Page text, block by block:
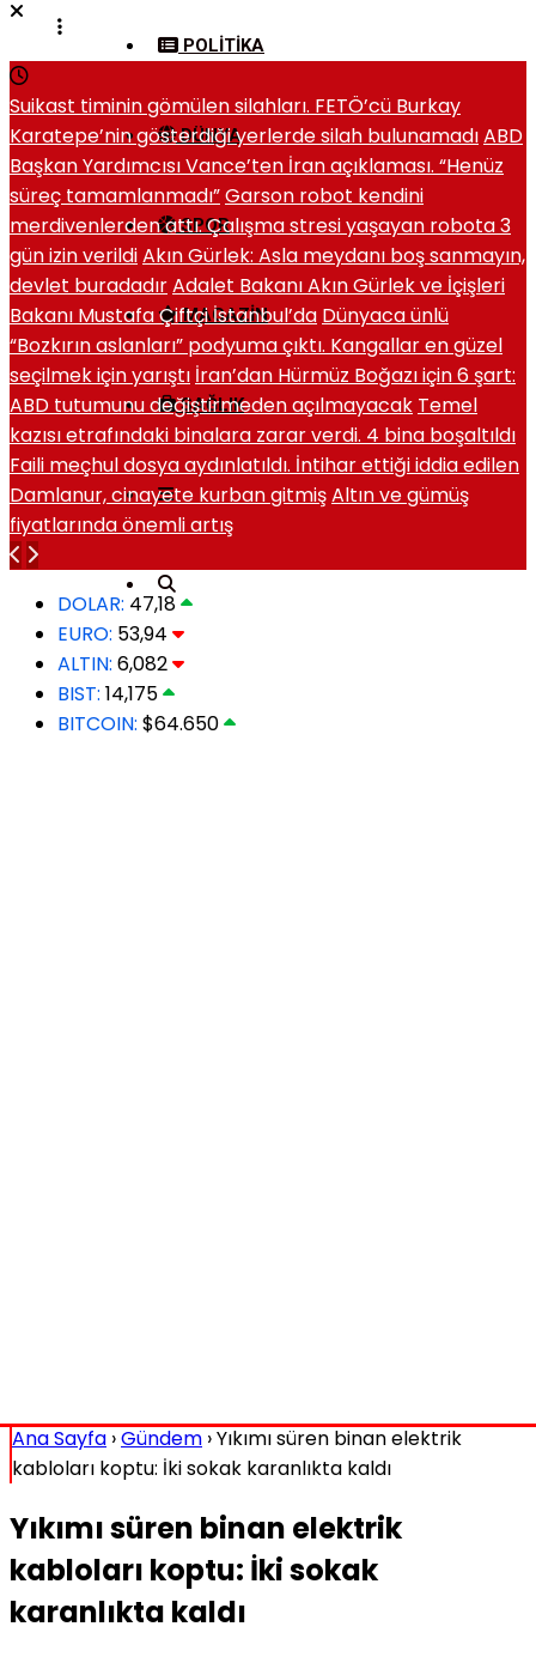
POLITIKA
DÜNYA
SPOR
MAGAZIN
SAĞLIK
Suikast timinin gömülen silahları. FETÖ’cü Burkay
Karatepe’nin gösterdiği yerlerde silah bulunamadıABD
Başkan Yardımcısı Vance’ten İran açıklaması. “Henüz
süreç tamamlanmadı”Garson robot kendini
merdivenlerden attı. Çalışma stresi yaşayan robota 3
gün izin verildiAkın Gürlek: Asla meydanı boş sanmayın,
devlet buradadırAdalet Bakanı Akın Gürlek ve İçişleri
Bakanı Mustafa Çiftçi İstanbul’da Dünyaca ünlü
“Bozkırın aslanları” podyuma çıktı. Kangallar en güzel
seçilmek için yarıştı İran’dan Hürmüz Boğazı için 6 şart:
ABD tutumunu değiştirmeden açılmayacak Temel
kazısı etrafındaki binalara zarar verdi. 4 bina boşaltıldı
Faili meçhul dosya aydınlatıldı. İntihar ettiği iddia edilen
Damlanur, cinayete kurban gitmişAltın ve gümüş
fiyatlarında önemli artış
DOLAR: 47,18
EURO: 53,94
ALTIN: 6,082
BIST: 14,175
BITCOIN: $64.650
Ana Sayfa ›Gündem ›Yıkımı süren binan elektrik
kabloları koptu: İki sokak karanlıkta kaldı
Yıkımı süren binan elektrik
kabloları koptu: İki sokak
karanlıkta kaldı